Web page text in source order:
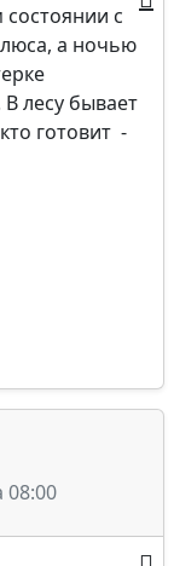
с
а ночью
лесу бывает
готовит -
08:00